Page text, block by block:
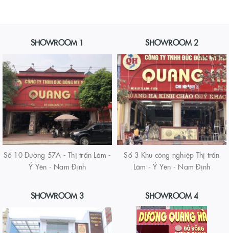
SHOWROOM 1
Số 10 Đường 57A - Thị trấn Lâm -
Ý Yên - Nam Định
SHOWROOM 2
Số 3 Khu công nghiệp Thị trấn
Lâm - Ý Yên - Nam Định
SHOWROOM 3 SHOWROOM 4